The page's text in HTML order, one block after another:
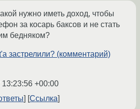
нужно иметь доход, чтобы
за косарь баксов и не стать
бедняком?
застрелили? (комментарий)
+00:00
Ссылка